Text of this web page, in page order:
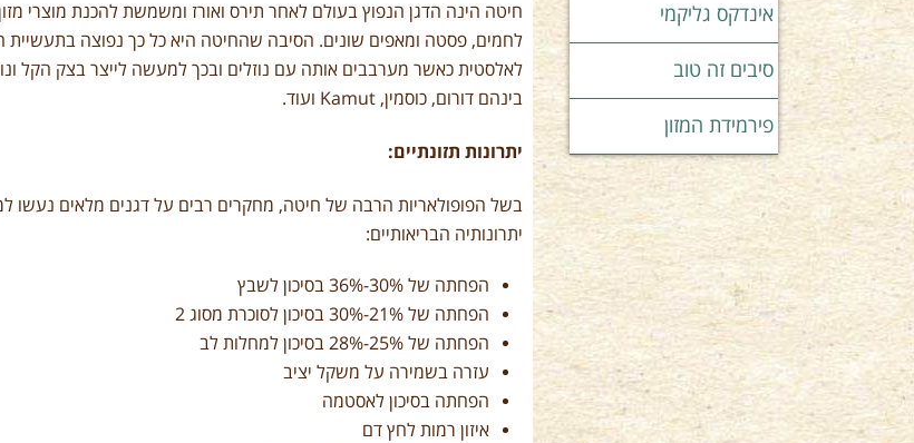
אינדקס גליקמי
סיבים זה טוב
פירמידת המזון
חיטה הינה הדגן הנפוץ בעולם לאחר תירס ואורז ומשמשת להכנת מוצרי מזון
לחמים, פסטה ומאפים שונים. הסיבה שהחיטה היא כל כך נפוצה בתעשיית
לאלסטית כאשר מערבבים אותה עם נוזלים ובכך למעשה לייצר בצק הקל
בינהם דורום, כוסמין, Kamut ועוד.
יתרונות תזונתיים:
בשל הפופולאריות הרבה של חיטה, מחקרים רבים על דגנים מלאים
יתרונותיה הבריאותיים:
הפחתה של 30%-36% בסיכון לשבץ
הפחתה של 21%-30% בסיכון לסוכרת מסוג 2
הפחתה של 25%-28% בסיכון למחלות לב
עזרה בשמירה על משקל יציב
הפחתה בסיכון לאסטמה
איזון רמות לחץ דם